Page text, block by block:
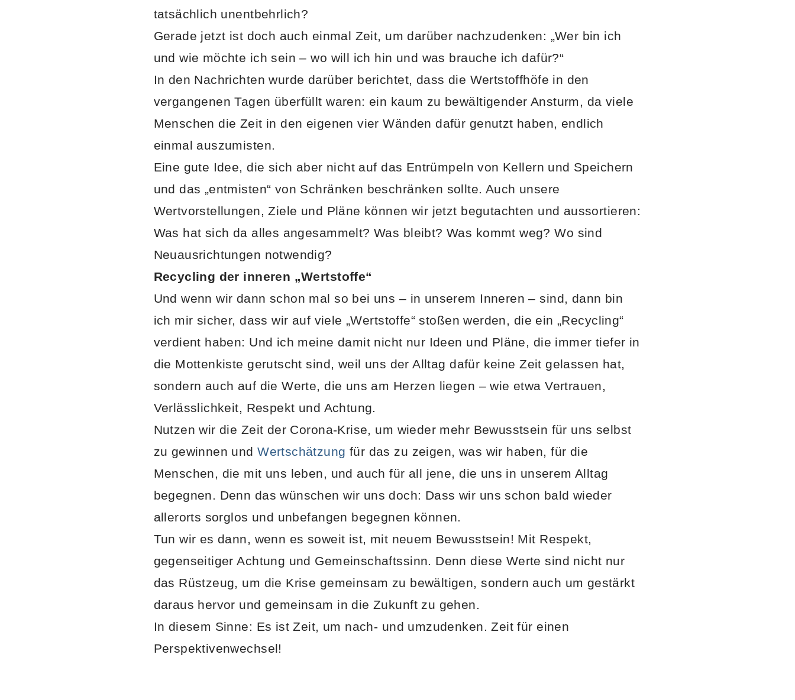
tatsächlich unentbehrlich?
Gerade jetzt ist doch auch einmal Zeit, um darüber nachzudenken: „Wer bin ich
und wie möchte ich sein – wo will ich hin und was brauche ich dafür?“
In den Nachrichten wurde darüber berichtet, dass die Wertstoffhöfe in den
vergangenen Tagen überfüllt waren: ein kaum zu bewältigender Ansturm, da viele
Menschen die Zeit in den eigenen vier Wänden dafür genutzt haben, endlich
einmal auszumisten.
Eine gute Idee, die sich aber nicht auf das Entrümpeln von Kellern und Speichern
und das „entmisten“ von Schränken beschränken sollte. Auch unsere
Wertvorstellungen, Ziele und Pläne können wir jetzt begutachten und aussortieren:
Was hat sich da alles angesammelt? Was bleibt? Was kommt weg? Wo sind
Neuausrichtungen notwendig?
Recycling der inneren „Wertstoffe“
Und wenn wir dann schon mal so bei uns – in unserem Inneren – sind, dann bin
ich mir sicher, dass wir auf viele „Wertstoffe“ stoßen werden, die ein „Recycling“
verdient haben: Und ich meine damit nicht nur Ideen und Pläne, die immer tiefer in
die Mottenkiste gerutscht sind, weil uns der Alltag dafür keine Zeit gelassen hat,
sondern auch auf die Werte, die uns am Herzen liegen – wie etwa Vertrauen,
Verlässlichkeit, Respekt und Achtung.
Nutzen wir die Zeit der Corona-Krise, um wieder mehr Bewusstsein für uns selbst
zu gewinnen undWertschätzung für das zu zeigen, was wir haben, für die
Menschen, die mit uns leben, und auch für all jene, die uns in unserem Alltag
begegnen. Denn das wünschen wir uns doch: Dass wir uns schon bald wieder
allerorts sorglos und unbefangen begegnen können.
Tun wir es dann, wenn es soweit ist, mit neuem Bewusstsein! Mit Respekt,
gegenseitiger Achtung und Gemeinschaftssinn. Denn diese Werte sind nicht nur
das Rüstzeug, um die Krise gemeinsam zu bewältigen, sondern auch um gestärkt
daraus hervor und gemeinsam in die Zukunft zu gehen.
In diesem Sinne: Es ist Zeit, um nach- und umzudenken. Zeit für einen
Perspektivenwechsel!